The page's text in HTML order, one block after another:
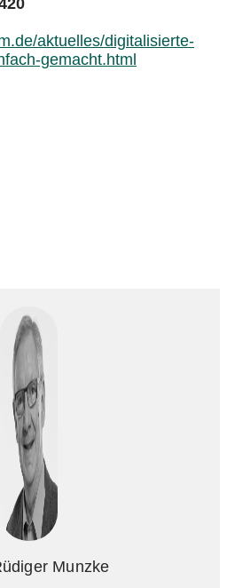
aktuelles/digitalisierte-
gemacht.html
Munzke